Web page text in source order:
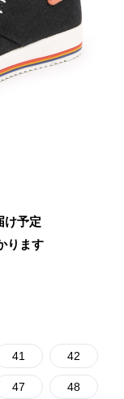
け予定
ります
41 42
47 48